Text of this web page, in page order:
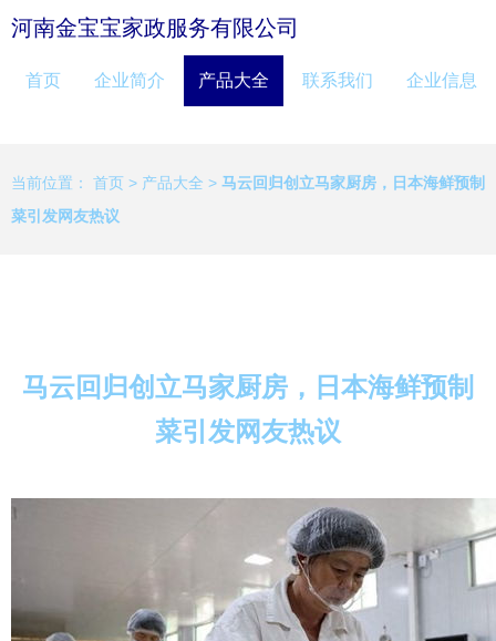
河南金宝宝家政服务有限公司
首页 企业简介 产品大全 联系我们 企业信息
当前位置： 首页 > 产品大全 > 马云回归创立马家厨房，日本海鲜预制
菜引发网友热议
马云回归创立马家厨房，日本海鲜预制
菜引发网友热议